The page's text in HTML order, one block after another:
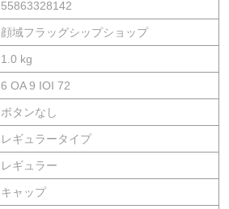
55863328142
顔域フラッグシップショップ
1.0 kg
6 OA 9 IOI 72
ボタンなし
レギュラータイプ
レギュラー
キャップ